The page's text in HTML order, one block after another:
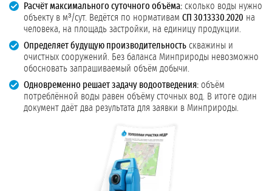
Расчёт максимального суточного объёма: сколько воды нужно
объекту в м³/сут. Ведётся по нормативам СП 30.13330.2020 на
человека, на площадь застройки, на единицу продукции.
Определяет будущую производительность скважины и
очистных сооружений. Без баланса Минприроды невозможно
обосновать запрашиваемый объём добычи.
Одновременно решает задачу водоотведения: объём
потреблённой воды равен объёму сточных вод. В итоге один
документ даёт два результата для заявки в Минприроды.